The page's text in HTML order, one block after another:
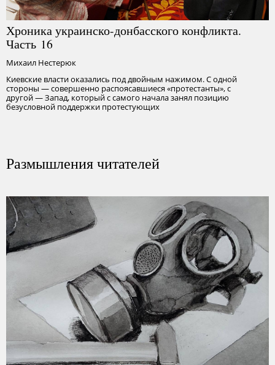
Хроника украинско-донбасского конфликта.
Часть 16
Михаил Нестерюк
Киевские власти оказались под двойным нажимом. С одной
стороны — совершенно распоясавшиеся «протестанты», с
другой — Запад, который с самого начала занял позицию
безусловной поддержки протестующих
Размышления читателей